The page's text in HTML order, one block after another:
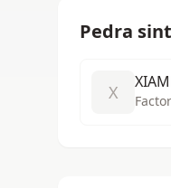
Pedra
X